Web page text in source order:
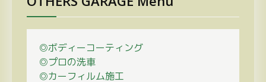
◎ボディーコーティング
◎プロの洗車
◎カーフィルム施工